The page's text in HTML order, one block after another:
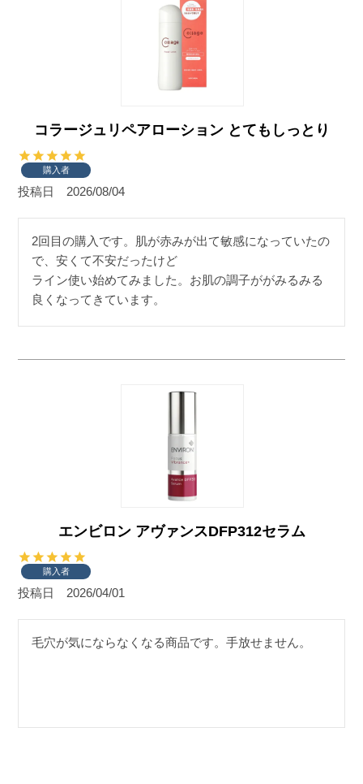
コラージュリペアローション とてもしっとり
購入者
投稿日 2026/08/04
2回目の購入です。肌が赤みが出て敏感になっていたの
で、安くて不安だったけど
ライン使い始めてみました。お肌の調子ががみるみる
良くなってきています。
エンビロン アヴァンスDFP312セラム
購入者
投稿日 2026/04/01
毛穴が気にならなくなる商品です。手放せません。